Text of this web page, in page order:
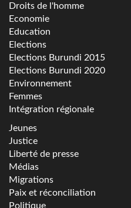
Droits de l'homme
Economie
Education
Elections
Elections Burundi 2015
Elections Burundi 2020
Environnement
Femmes
Intégration régionale
Jeunes
Justice
Liberté de presse
Médias
Migrations
Paix et réconciliation
Politique